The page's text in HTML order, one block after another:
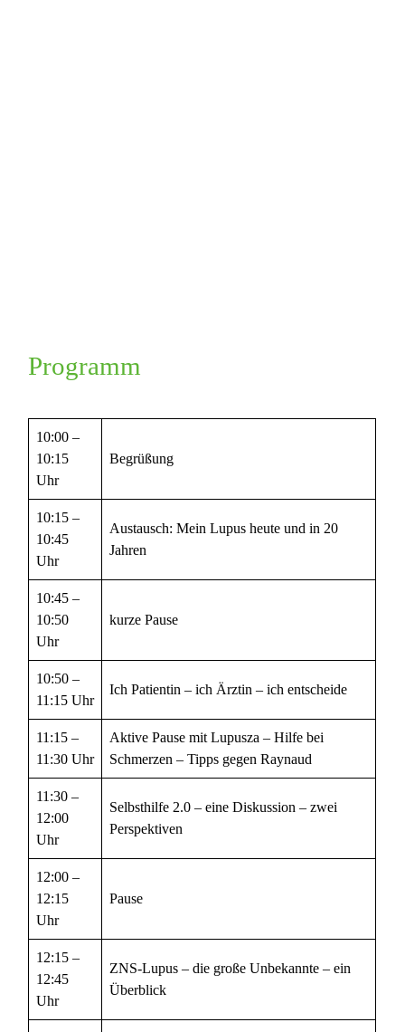
Programm
10:00 –
10:15
Uhr
Begrüßung
10:15 –
10:45
Uhr
Austausch: Mein Lupus heute und in 20
Jahren
10:45 –
10:50
Uhr
kurze Pause
10:50 –
11:15 Uhr
Ich Patientin – ich Ärztin – ich entscheide
11:15 –
11:30 Uhr
Aktive Pause mit Lupusza – Hilfe bei
Schmerzen – Tipps gegen Raynaud
11:30 –
12:00
Uhr
Selbsthilfe 2.0 – eine Diskussion – zwei
Perspektiven
12:00 –
12:15
Uhr
Pause
12:15 –
12:45
Uhr
ZNS-Lupus – die große Unbekannte – ein
Überblick